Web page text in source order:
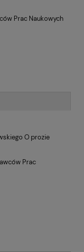
Prac Naukowych
O prozie
Prac